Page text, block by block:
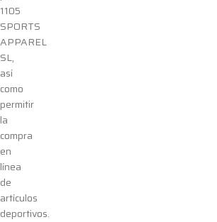
1105
SPORTS
APPAREL
SL,
así
como
permitir
la
compra
en
línea
de
artículos
deportivos.